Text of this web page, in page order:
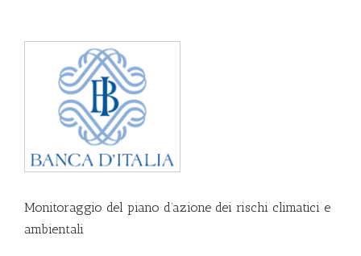
Monitoraggio del piano d’azione dei rischi climatici e
ambientali